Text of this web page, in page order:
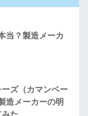
当？製造メーカ
ズ（カマンベー
造メーカーの明